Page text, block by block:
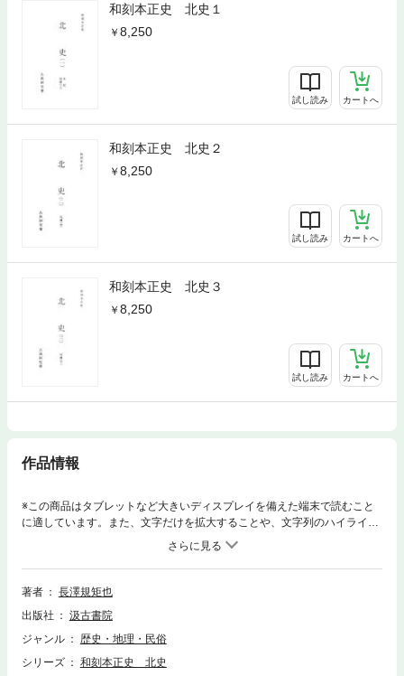
和刻本正史 北史１
8,250
試し読み カートへ
和刻本正史 北史２
8,250
試し読み カートへ
和刻本正史 北史３
8,250
試し読み カートへ
作品情報
※この商品はタブレットなど大きいディスプレイを備えた端末で読むこと
に適しています。また、文字だけを拡大することや、文字列のハイライ
ト、検索、辞書の参照、引用などの機能が使用できません。中国の歴史・
文化を研究・理解する上に、「正史」の存在は欠くべからざるものである
ことはいうまでもない。遠く奈良・平安時代の昔から我々日本人は中国の
優れた文化を吸収し、日本独自の文化を創造してきたが、異民族の文化を
って読む」という方法をとった。「正史」訓点本は江戸幕府の命により各
藩が荻生徂徠ら当代一流の学者を動員し、藩の名誉をかけて板行したもの
研究に必備の書である。
著者
長澤規矩也
出版社
汲古書院
ジャンル
歴史・地理・民俗
シリーズ
和刻本正史 北史